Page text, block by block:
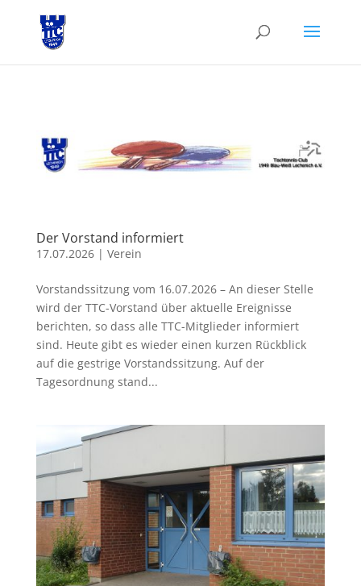
Der Vorstand informiert
17.07.2026| Verein
Vorstandssitzung vom 16.07.2026 – An dieser Stelle
wird der TTC-Vorstand über aktuelle Ereignisse
berichten, so dass alle TTC-Mitglieder informiert
sind. Heute gibt es wieder einen kurzen Rückblick
auf die gestrige Vorstandssitzung. Auf der
Tagesordnung stand...